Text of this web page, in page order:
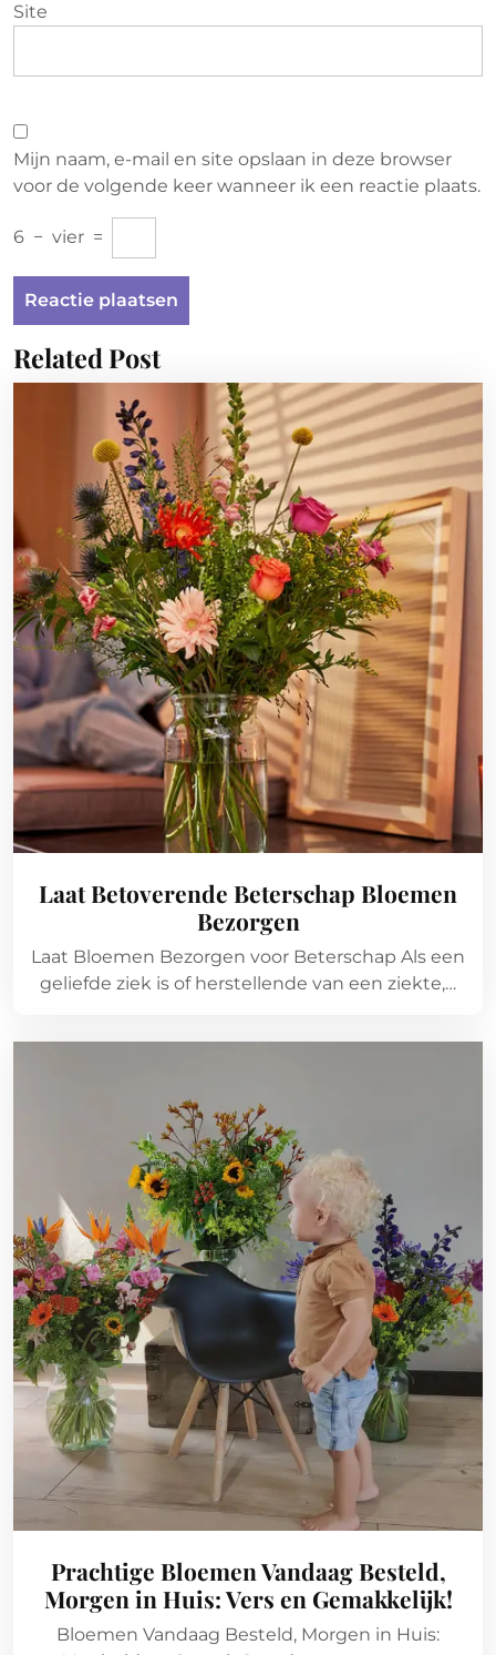
Site
Mijn naam, e-mail en site opslaan in deze browser
voor de volgende keer wanneer ik een reactie plaats.
6 − vier =
Related Post
Laat Betoverende Beterschap Bloemen
Bezorgen
Laat Bloemen Bezorgen voor Beterschap Als een
geliefde ziek is of herstellende van een ziekte,…
Prachtige Bloemen Vandaag Besteld,
Morgen in Huis: Vers en Gemakkelijk!
Bloemen Vandaag Besteld, Morgen in Huis: